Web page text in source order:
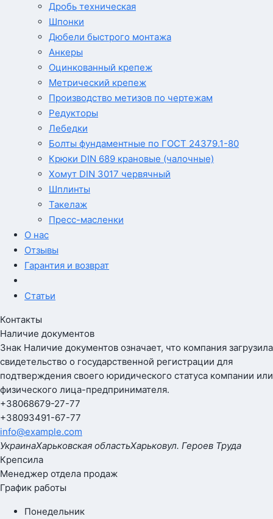
Дробь техническая
Шпонки
Дюбели быстрого монтажа
Анкеры
Оцинкованный крепеж
Метрический крепеж
Производство метизов по чертежам
Редукторы
Лебедки
Болты фундаментные по ГОСТ 24379.1-80
Крюки DIN 689 крановые (чалочные)
Хомут DIN 3017 червячный
Шплинты
Такелаж
Пресс-масленки
О нас
Отзывы
Гарантия и возврат
Статьи
Контакты
Наличие документов
Знак Наличие документов означает, что компания загрузила
свидетельство о государственной регистрации для
подтверждения своего юридического статуса компании или
физического лица-предпринимателя.
+38068679-27-77
+38093491-67-77
info@example.com
УкраинаХарьковская областьХарьковул. Героев Труда
Крепсила
Менеджер отдела продаж
График работы
Понедельник